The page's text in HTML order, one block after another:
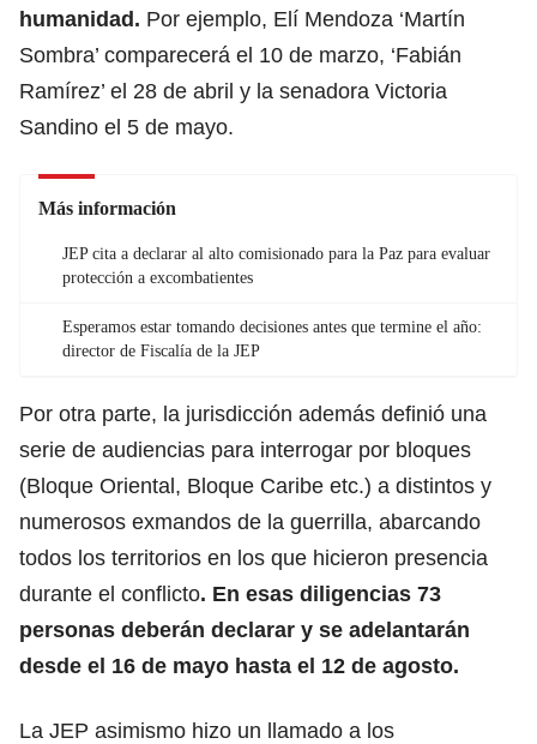
humanidad. Por ejemplo, Elí Mendoza ‘Martín
Sombra’ comparecerá el 10 de marzo, ‘Fabián
Ramírez’ el 28 de abril y la senadora Victoria
Sandino el 5 de mayo.
Más información
JEP cita a declarar al alto comisionado para la Paz para evaluar
protección a excombatientes
Esperamos estar tomando decisiones antes que termine el año:
director de Fiscalía de la JEP
Por otra parte, la jurisdicción además definió una
serie de audiencias para interrogar por bloques
(Bloque Oriental, Bloque Caribe etc.) a distintos y
numerosos exmandos de la guerrilla, abarcando
todos los territorios en los que hicieron presencia
durante el conflicto. En esas diligencias 73
personas deberán declarar y se adelantarán
desde el 16 de mayo hasta el 12 de agosto.
La JEP asimismo hizo un llamado a los